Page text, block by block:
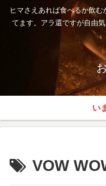
ヒマさえあれば食べるか飲
てます。アラ還ですが自由
い
VOW